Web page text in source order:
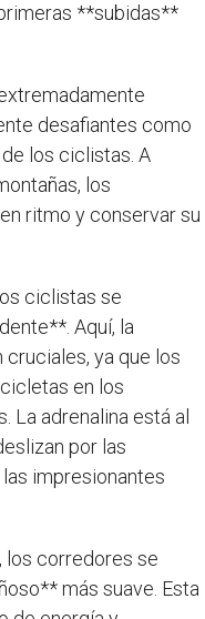
**subidas**
desafiantes como
los ciclistas. A
los
ritmo y conservar su
ciclistas se
Aquí, la
ya que los
en los
La adrenalina está al
por las
impresionantes
los corredores se
más suave. Esta